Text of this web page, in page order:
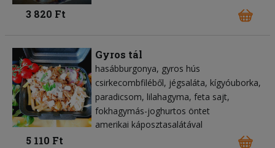
3 820 Ft
Gyros tál
hasábburgonya gyros hús
csirkecombfiléből jégsaláta kígyóuborka
paradicsom lilahagyma feta sajt
fokhagymás-joghurtos öntet
amerikai káposztasalátával
5 110 Ft